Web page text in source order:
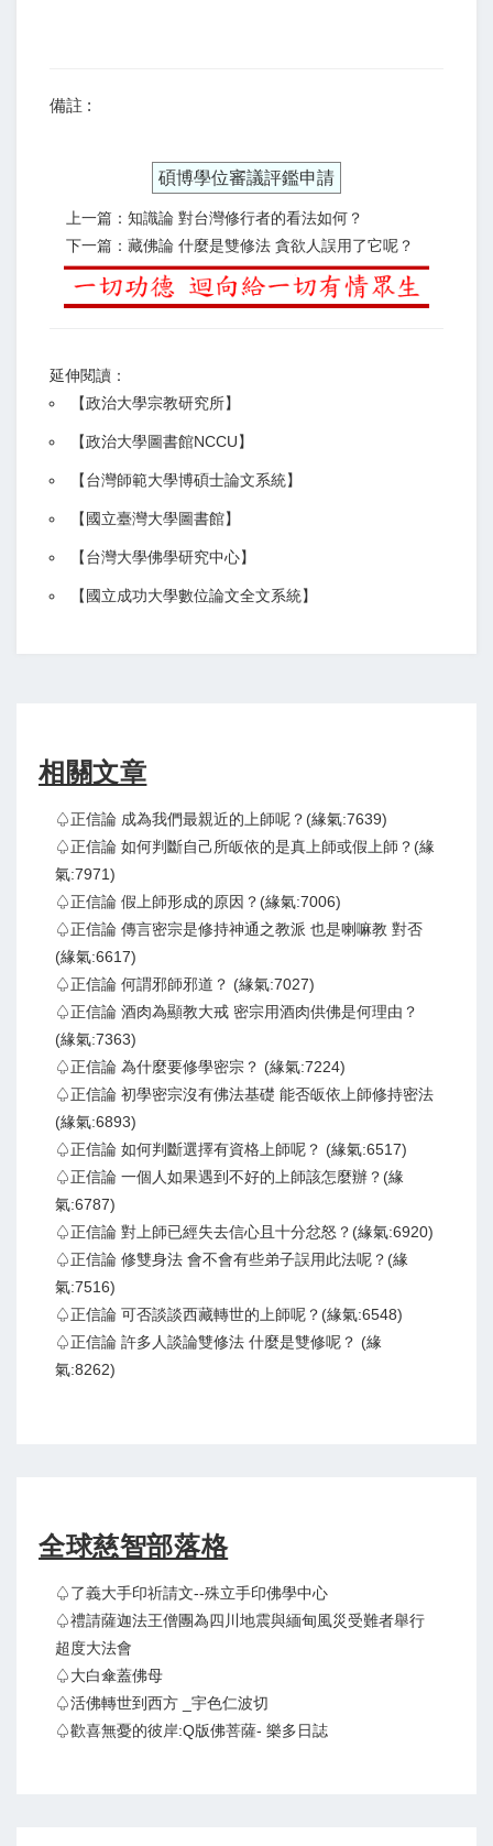
備註 :
碩博學位審議評鑑申請
上一篇：知識論 對台灣修行者的看法如何？
下一篇：藏佛論 什麼是雙修法 貪欲人誤用了它呢？
延伸閱讀：
【政治大學宗教研究所】
【政治大學圖書館NCCU】
【台灣師範大學博碩士論文系統】
【 國立臺灣大學圖書館】
【台灣大學佛學研究中心】
【 國立成功大學數位論文全文系統】
相關文章
♤正信論 成為我們最親近的上師呢？(緣氣:7639)
♤正信論 如何判斷自己所皈依的是真上師或假上師？(緣
氣:7971)
♤正信論 假上師形成的原因？(緣氣:7006)
♤正信論 傳言密宗是修持神通之教派 也是喇嘛教 對否
(緣氣:6617)
♤正信論 何謂邪師邪道？ (緣氣:7027)
♤正信論 酒肉為顯教大戒 密宗用酒肉供佛是何理由？
(緣氣:7363)
♤正信論 為什麼要修學密宗？ (緣氣:7224)
♤正信論 初學密宗沒有佛法基礎 能否皈依上師修持密法
(緣氣:6893)
♤正信論 如何判斷選擇有資格上師呢？ (緣氣:6517)
♤正信論 一個人如果遇到不好的上師該怎麼辦？(緣
氣:6787)
♤正信論 對上師已經失去信心且十分忿怒？(緣氣:6920)
♤正信論 修雙身法 會不會有些弟子誤用此法呢？(緣
氣:7516)
♤正信論 可否談談西藏轉世的上師呢？(緣氣:6548)
♤正信論 許多人談論雙修法 什麼是雙修呢？ (緣
氣:8262)
全球慈智部落格
♤了義大手印祈請文--殊立手印佛學中心
♤禮請薩迦法王僧團為四川地震與緬甸風災受難者舉行
超度大法會
♤大白傘蓋佛母
♤活佛轉世到西方 _宇色仁波切
♤歡喜無憂的彼岸:Q版佛菩薩- 樂多日誌